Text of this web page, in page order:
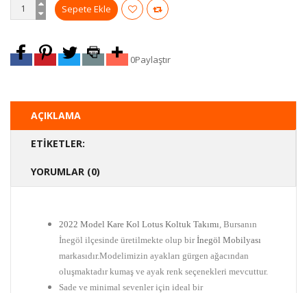
0Paylaştır
AÇIKLAMA
ETIKETLER:
YORUMLAR (0)
2022 Model Kare Kol Lotus Koltuk Takımı , Bursanın
İnegöl ilçesinde üretilmekte olup birİnegöl Mobilyası
markasıdır.Modelimizin ayakları gürgen ağacından
oluşmaktadır kumaş ve ayak renk seçenekleri mevcuttur.
Sade ve minimal sevenler için ideal bir